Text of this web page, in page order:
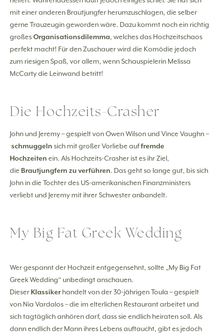
mit einer anderen Brautjungfer herumzuschlagen, die selber
gerne Trauzeugin geworden wäre. Dazu kommt noch ein richtig
großesOrganisationsdilemma, welches das Hochzeitschaos
perfekt macht! Für den Zuschauer wird die Komödie jedoch
zum riesigen Spaß, vor allem, wenn Schauspielerin Melissa
McCarty die Leinwand betritt!
Die Hochzeits-Crasher
John und Jeremy – gespielt von Owen Wilson und Vince Vaughn –
schmuggeln sich mit großer Vorliebe auffremde
Hochzeiten ein. Als Hochzeits-Crasher ist es ihr Ziel,
die Brautjungfern zu verführen. Das geht so lange gut, bis sich
John in die Tochter des US-amerikanischen Finanzministers
verliebt und Jeremy mit ihrer Schwester anbandelt.
My Big Fat Greek Wedding
Wer gespannt der Hochzeit entgegensehnt, sollte „My Big Fat
Greek Wedding“ unbedingt anschauen.
Dieser Klassikerhandelt von der 30-jährigen Toula – gespielt
von Nia Vardalos – die im elterlichen Restaurant arbeitet und
sich tagtäglich anhören darf, dass sie endlich heiraten soll. Als
dann endlich der Mann ihres Lebens auftaucht, gibt es jedoch